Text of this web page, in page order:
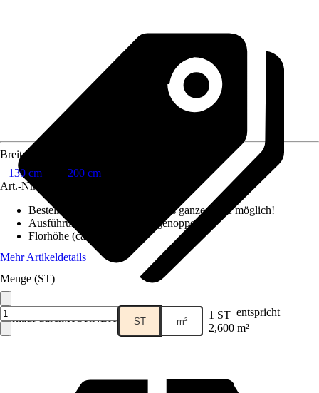
Verkauf durch:HORNBACH
Breite
130 cm
200 cm
Art.-Nr.
Bestellhinweis
Abnahme nur als ganze Rolle möglich!
Ausführung Rücken
Drainagenoppen
Florhöhe (ca.)
Mehr Artikeldetails
Menge (ST)
ST m² 1 ST entspricht
2,600 m²